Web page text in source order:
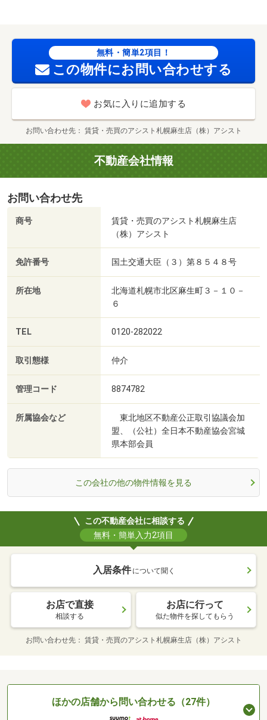
条支店（銀行）まで６１５ｍ／札幌北二十六条郵便局（郵
便局）まで４７７ｍ
無料・簡単2項目！
この物件にお問い合わせする
お気に入りに追加する
お問い合わせ先 賃貸・売買のアシスト札幌麻生店（株）アシスト
不動産会社情報
お問い合わせ先
商号
賃貸・売買のアシスト札幌麻生店
（株）アシスト
免許番号 国土交通大臣（３）第８５４８号
所在地
北海道札幌市北区麻生町３－１０－
６
TEL 0120-282022
取引態様 仲介
管理コード 8874782
所属協会など
東北地区不動産公正取引協議会加
盟、（公社）全日本不動産協会宮城
県本部会員
この会社の他の物件情報を見る
この不動産会社に相談する
無料・簡単入力2項目
入居条件 について聞く
お店で直接
相談する
お店に行って
似た物件を探してもらう
お問い合わせ先 賃貸・売買のアシスト札幌麻生店（株）アシスト
ほかの店舗から問い合わせる（27件）